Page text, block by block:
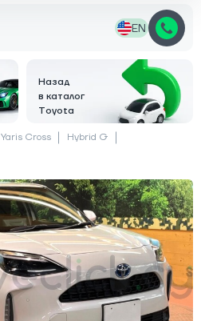
EN
Назад
в каталог
Toyota
Yaris Cross
Hybrid G